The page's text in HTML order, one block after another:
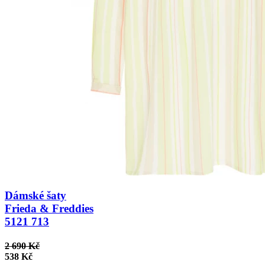
Dámské šaty
Frieda & Freddies
5121 713
2 690 Kč
538 Kč